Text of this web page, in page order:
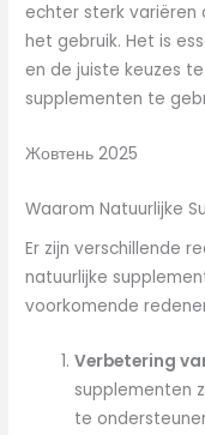
echter sterk variëren
het gebruik. Het is
en de juiste keuzes
supplementen te
Жовтень 2025
Waarom Natuurlijke
Er zijn verschillende
natuurlijke
voorkomende
Verbetering
supplementen
te